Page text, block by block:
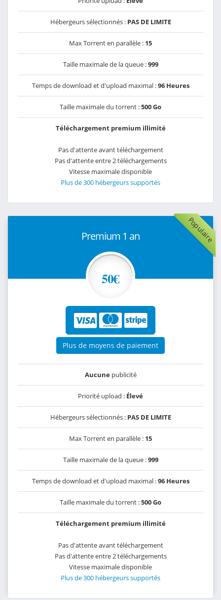
Hébergeurs sélectionnés : PAS DE LIMITE
Max Torrent en parallèle : 15
Taille maximale de la queue :999
Temps de download et d'upload maximal :96 Heures
Taille maximale du torrent :500 Go
Téléchargement premium illimité
Pas d'attente avant téléchargement
Pas d'attente entre 2 téléchargements
Vitesse maximale disponible
Plus de 300 hébergeurs supportés
Populaire
Premium 1 an
50€
Plus de moyens de paiement
Aucunepublicité
Priorité upload : Élevé
Hébergeurs sélectionnés : PAS DE LIMITE
Max Torrent en parallèle : 15
Taille maximale de la queue :999
Temps de download et d'upload maximal :96 Heures
Taille maximale du torrent :500 Go
Téléchargement premium illimité
Pas d'attente avant téléchargement
Pas d'attente entre 2 téléchargements
Vitesse maximale disponible
Plus de 300 hébergeurs supportés